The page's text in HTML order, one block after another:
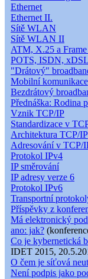
Ethernet
Ethernet II.
Sítě WLAN
Sítě WLAN II
ATM, X.25 a
POTS, ISDN,
"Drátový"
Mobilní komunikace
Bezdrátový
Přednáška: Rodina
Vznik TCP/IP
Standardizace v
Architektura TCP/IP
Adresování v TCP/
Protokol IPv4
IP směrování
IP adresy verze 6
Protokol IPv6
Transportní
Příspěvky z
Má elektronický
ano: jak?
Co je kybernetická
IDET 2015,
O čem je síťová
Není podpis jako